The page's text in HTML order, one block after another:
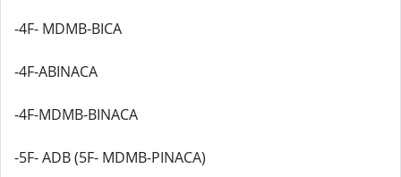
-4F- MDMB-BICA
-4F-ABINACA
-4F-MDMB-BINACA
-5F- ADB (5F- MDMB-PINACA)